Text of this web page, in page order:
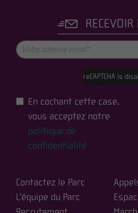
reCAPTCHA is
En cochant cette case,
vous acceptez notre
politique de
confidentialité
Contactez le Parc
L'équipe du Parc